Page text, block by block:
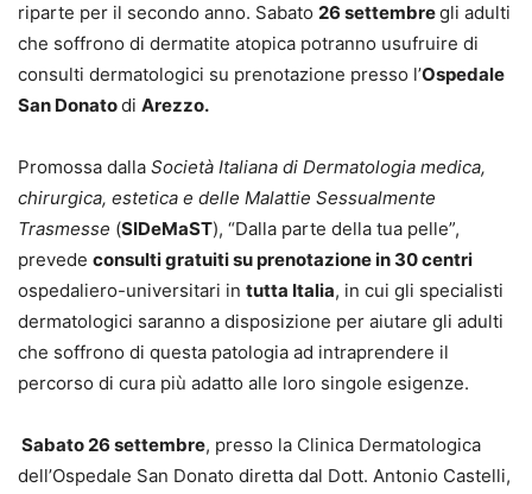
riparte per il secondo anno. Sabato 26 settembregli adulti
che soffrono di dermatite atopica potranno usufruire di
consulti dermatologici su prenotazione presso l’Ospedale
San Donatodi Arezzo.
Promossa dalla Società Italiana di Dermatologia medica,
chirurgica, estetica e delle Malattie Sessualmente
Trasmesse (SIDeMaST), “Dalla parte della tua pelle”,
prevede consulti gratuiti su prenotazione in 30 centri
ospedaliero-universitari in tutta Italia, in cui gli specialisti
dermatologici saranno a disposizione per aiutare gli adulti
che soffrono di questa patologia ad intraprendere il
percorso di cura più adatto alle loro singole esigenze.
Sabato 26 settembre, presso la Clinica Dermatologica
dell’Ospedale San Donato diretta dal Dott. Antonio Castelli,